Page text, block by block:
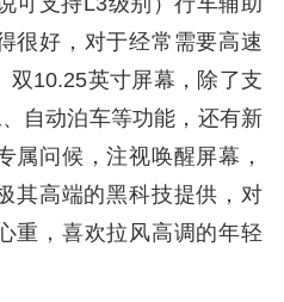
很好，对于经常需要高速
双10.25英寸屏幕，除了支
自动泊车等功能，还有新
属问候，注视唤醒屏幕，
其高端的黑科技提供，对
重，喜欢拉风高调的年轻